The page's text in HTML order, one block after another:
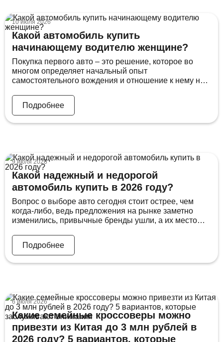
10 июля 2026
Какой автомобиль купить
начинающему водителю женщине?
Покупка первого авто – это решение, которое во
многом определяет начальный опыт
самостоятельного вождения и отношение к нему на
стоит без спешки и эмоций. Ведь рынок сегодня
предлагает огромный выбор – от недорогих
корейских седанов до богато оснащенных китайских
Подробнее
9 июля 2026
Какой надежный и недорогой
автомобиль купить в 2026 году?
Вопрос о выборе авто сегодня стоит острее, чем
когда-либо, ведь предложения на рынке заметно
изменились, привычные бренды ушли, а их место
неочевидными перспективами. Многие покупатели
теряются уже на старте, не понимая, где именно
искать машину, на что ориентироваться по цене и как
Подробнее
6 июля 2026
Какие семейные кроссоверы можно
привезти из Китая до 3 млн рублей в
2026 году? 5 вариантов, которые